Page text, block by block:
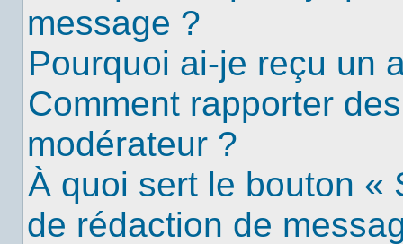
message ?
Pourquoi ai-je reçu un
Comment rapporter
modérateur ?
À quoi sert le bouton «
de rédaction de